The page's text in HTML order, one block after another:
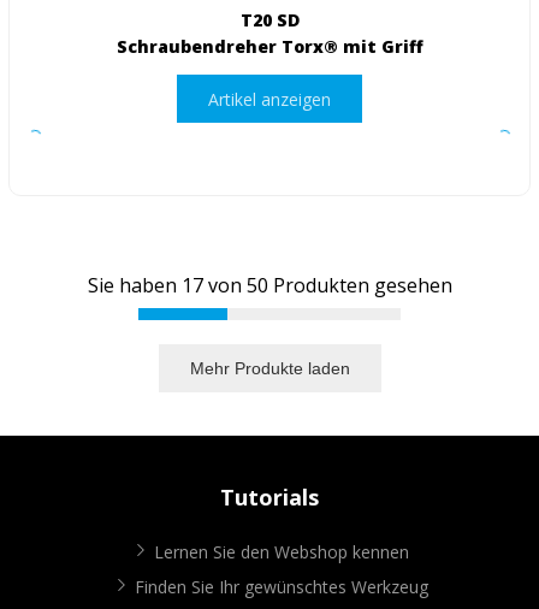
T20 SD
Schraubendreher Torx® mit Griff
Artikel anzeigen
Sie haben 17von 50 Produkten gesehen
Mehr Produkte laden
Tutorials
Lernen Sie den Webshop kennen
Finden Sie Ihr gewünschtes Werkzeug